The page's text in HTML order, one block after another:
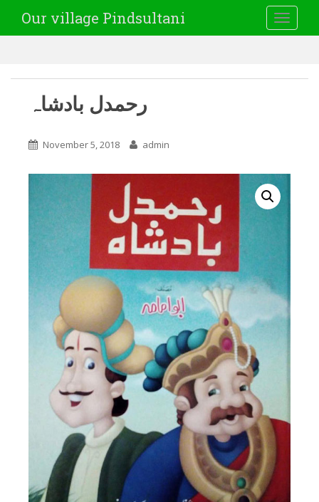
Our village Pindsultani
رحمدل بادشاہ
November 5, 2018 admin